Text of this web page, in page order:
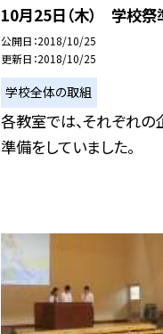
10月25日（木） 学校祭
公開日 2018/10/25
更新日 2018/10/25
学校全体の取組
各教室では、それぞれ
準備をしていました。